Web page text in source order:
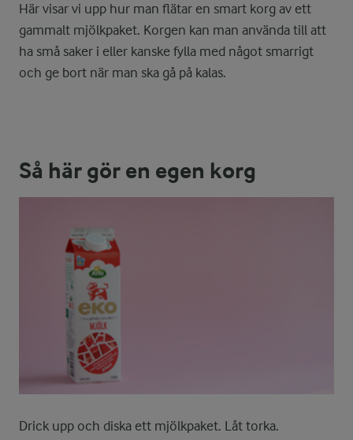
Här visar vi upp hur man flätar en smart korg av ett
gammalt mjölkpaket. Korgen kan man använda till att
ha små saker i eller kanske fylla med något smarrigt
och ge bort när man ska gå på kalas.
Så här gör en egen korg
Drick upp och diska ett mjölkpaket. Låt torka.